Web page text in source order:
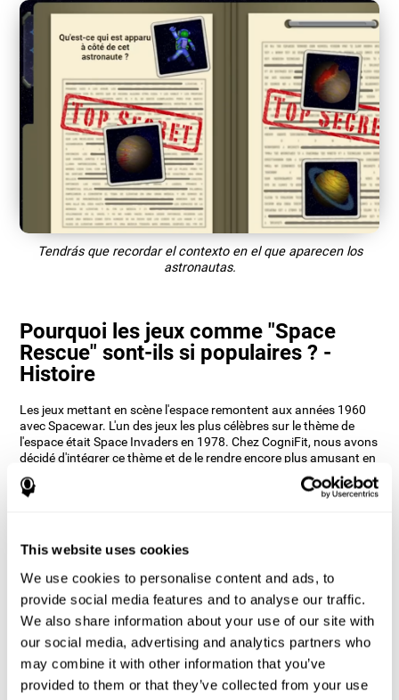
This website uses cookies
We use cookies to personalise content and ads, to
provide social media features and to analyse our traffic.
We also share information about your use of our site with
our social media, advertising and analytics partners who
may combine it with other information that you’ve
provided to them or that they’ve collected from your use
Tendrás que recordar el contexto en el que aparecen los
astronautas.
Pourquoi les jeux comme "Space
Rescue" sont-ils si populaires ? -
Histoire
Les jeux mettant en scène l'espace remontent aux années 1960
avec Spacewar. L'un des jeux les plus célèbres sur le thème de
l'espace était Space Invaders en 1978. Chez CogniFit, nous avons
décidé d'intégrer ce thème et de le rendre encore plus amusant en
y ajoutant la mémoire contextuelle. Les neuropsychologues de
CogniFit ont fait des recherches approfondies sur tous les jeux et
Comment le jeu d'esprit "Space
Rescue" améliore-t-il mes capacités
cognitives ?
L'utilisation de jeux comme Space Rescue de CogniFit stimule un
modèle d'activation neuronale spécifique. Une stimulation
constante de nos compétences cognitives peut contribuer à la
création de nouvelles synapses, et aider les circuits neuronaux à
se réorganiser et à améliorer les fonctions cognitives. Le jeu